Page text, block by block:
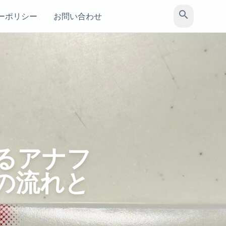
ポリシー お問い合わせ search
アナフ
流れと